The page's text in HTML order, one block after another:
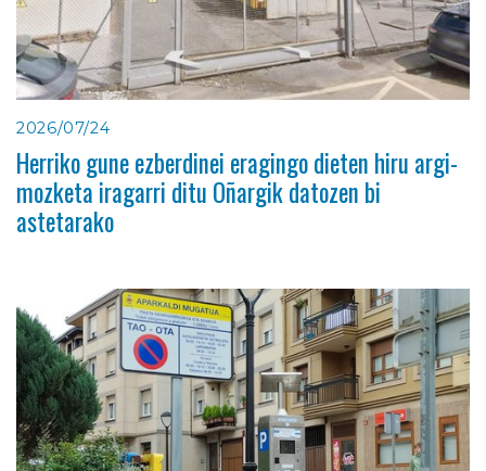
2026/07/24
Herriko gune ezberdinei eragingo dieten hiru argi-
mozketa iragarri ditu Oñargik datozen bi
astetarako